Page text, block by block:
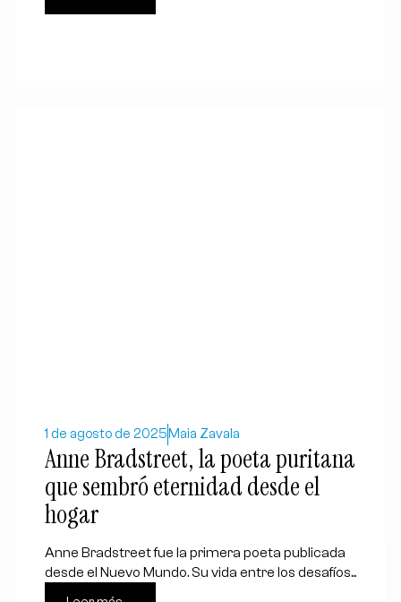
1 de agosto de 2025 Maia Zavala
Anne Bradstreet, la poeta puritana
que sembró eternidad desde el
hogar
Anne Bradstreet fue la primera poeta publicada
desde el Nuevo Mundo. Su vida entre los desafíos...